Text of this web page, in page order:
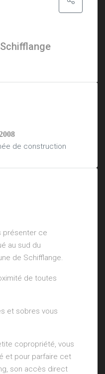
de construction
présenter ce
au sud du
de Schifflange.
de toutes
et sobres vous
copropriété, vous
et pour parfaire cet
son accès direct